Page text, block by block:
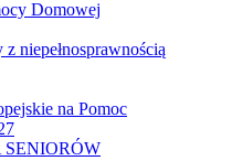
Domowej
niepełnosprawnością
na Pomoc
SENIORÓW